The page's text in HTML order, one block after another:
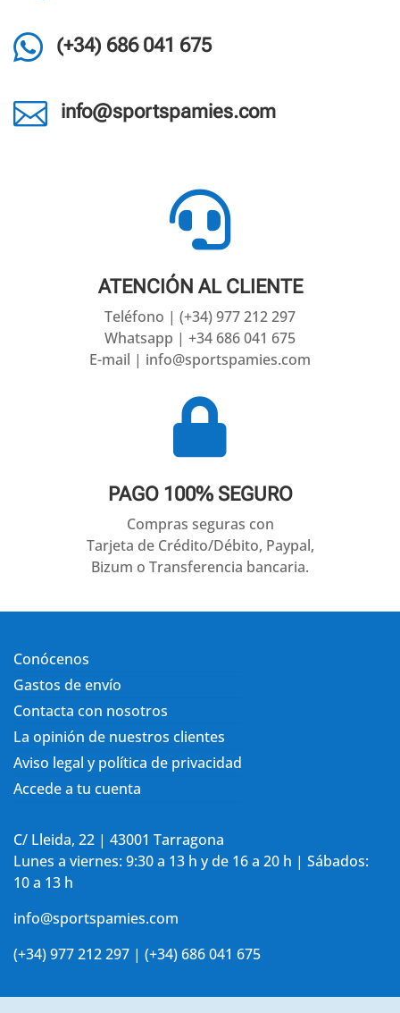
 (+34) 686 041 675
 info@sportspamies.com

ATENCIÓN AL CLIENTE
Teléfono | (+34) 977 212 297
Whatsapp | +34 686 041 675
E-mail | info@sportspamies.com

PAGO 100% SEGURO
Compras seguras con
Tarjeta de Crédito/Débito, Paypal,
Bizum o Transferencia bancaria.
Conócenos
Gastos de envío
Contacta con nosotros
La opinión de nuestros clientes
Aviso legal y política de privacidad
Accede a tu cuenta
C/ Lleida, 22 | 43001 Tarragona
Lunes a viernes: 9:30 a 13 h y de 16 a 20 h | Sábados:
10 a 13 h
info@sportspamies.com
(+34) 977 212 297 | (+34) 686 041 675